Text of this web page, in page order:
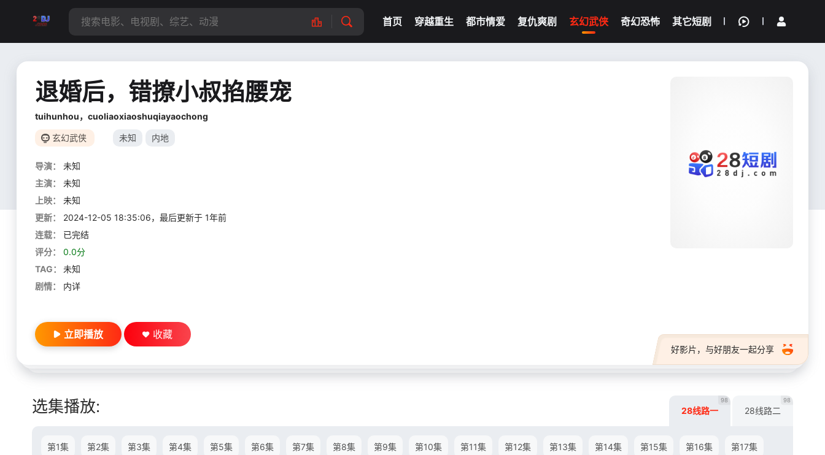
首页 穿越重生 都市情爱 复仇爽剧 玄幻武侠 奇幻恐怖 其它短剧
我的观影记录
退婚后，错撩小叔掐腰宠
tuihunhou，cuoliaoxiaoshuqiayaochong
玄幻武侠 未知 内地
导演：
未知
主演：
未知
上映：
未知
更新：
2024-12-05 18:35:06，最后更新于 1年前
连载：
已完结
评分：
0.0分
TAG：
未知
剧情：
内详
好影片，与好朋友一起分享
立即播放 收藏
选集播放: 28线路一
98
28线路二
98
第1集 第2集 第3集 第4集 第5集 第6集 第7集 第8集 第9集 第10集 第11集 第12集 第13集 第14集 第15集 第16集 第17集